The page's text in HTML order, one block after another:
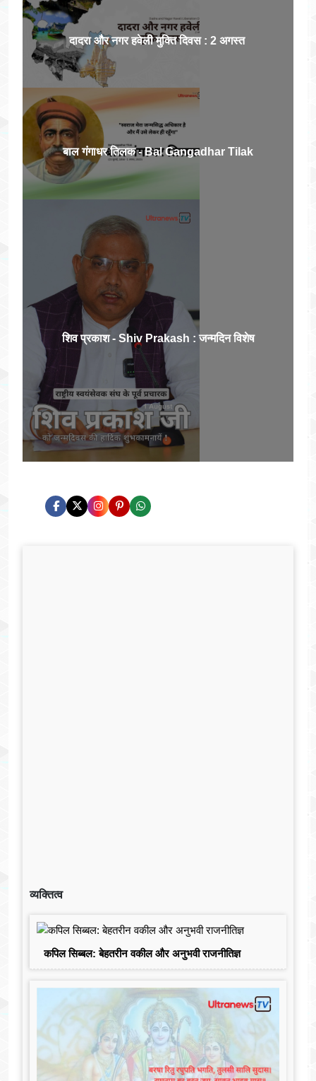
दादरा और नगर हवेली मुक्ति दिवस : 2 अगस्त
बाल गंगाधर तिलक - Bal Gangadhar Tilak
शिव प्रकाश - Shiv Prakash : जन्मदिन विशेष
व्यक्तित्व
कपिल सिब्बल: बेहतरीन वकील और अनुभवी राजनीतिज्ञ